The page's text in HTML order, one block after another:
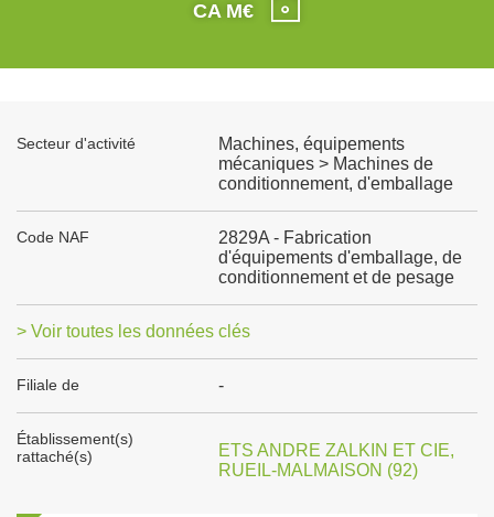
CA M€
Secteur d'activité
Machines, équipements
mécaniques > Machines de
conditionnement, d'emballage
Code NAF
2829A - Fabrication
d'équipements d'emballage, de
conditionnement et de pesage
> Voir toutes les données clés
Filiale de -
Établissement(s)
rattaché(s)
ETS ANDRE ZALKIN ET CIE,
RUEIL-MALMAISON (92)